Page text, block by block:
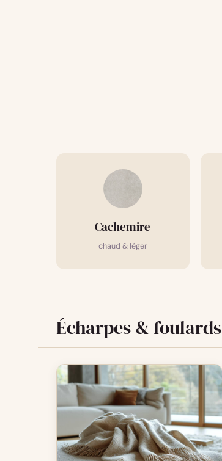
Cachemire
chaud & léger
Écharpes & foulards